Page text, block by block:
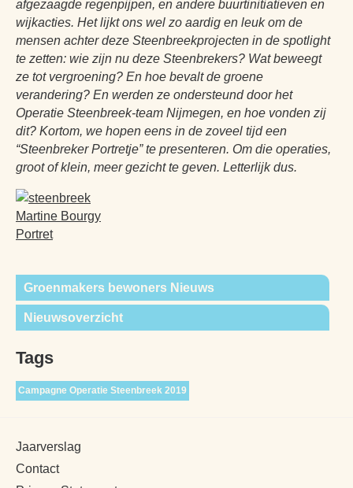
afgezaagde regenpijpen, en andere buurtinitiatieven en
wijkacties. Het lijkt ons wel zo aardig en leuk om de
mensen achter deze Steenbreekprojecten in de spotlight
te zetten: wie zijn nu deze Steenbrekers? Wat beweegt
ze tot vergroening? En hoe bevalt de groene
verandering? En werden ze ondersteund door het
Operatie Steenbreek-team Nijmegen, en hoe vonden zij
dit? Kortom, we hopen eens in de zoveel tijd een
“Steenbreker Portretje” te presenteren. Om die operaties,
groot of klein, meer gezicht te geven. Letterlijk dus.
Groenmakers bewoners Nieuws
Nieuwsoverzicht
Tags
Campagne Operatie Steenbreek 2019
Jaarverslag
Contact